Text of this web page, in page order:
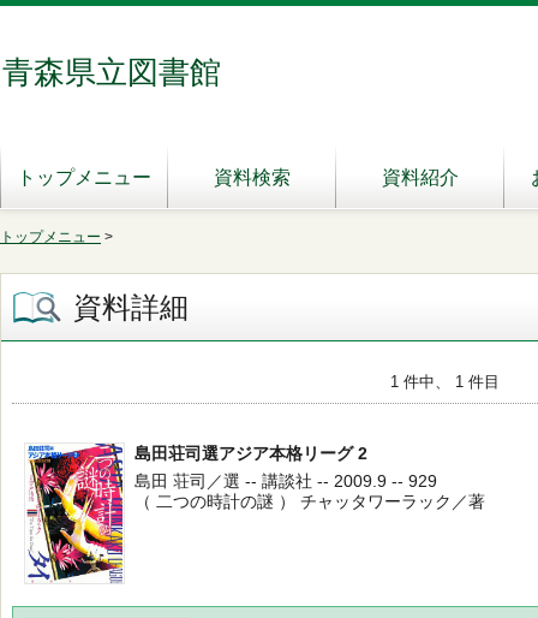
青森県立図書館
トップメニュー 資料検索 資料紹介
トップメニュー >
資料詳細
1 件中、 1 件目
島田荘司選アジア本格リーグ 2
島田 荘司／選 -- 講談社 -- 2009.9 -- 929
（ 二つの時計の謎 ） チャッタワーラック／著